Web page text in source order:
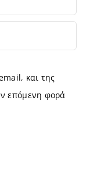
και της
επόμενη φορά